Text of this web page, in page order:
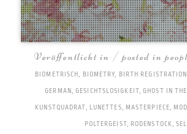
Veröffentlicht in / posted in
BIOMETRISCH, BIOMETRY, BIRTH REGISTRATION
GERMAN,GESICHTSLOSIGKEIT ,GHOST IN
KUNSTQUADRAT , LUNETTES, MASTERPIECE,
POLTERGEIST , RODENSTOCK,